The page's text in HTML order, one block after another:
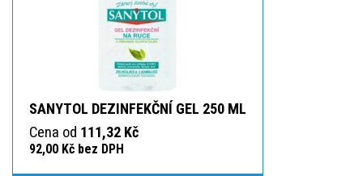
SANYTOL DEZINFEKČNÍ GEL 250 ML
Cena od 111,32 Kč
92,00 Kč bez DPH